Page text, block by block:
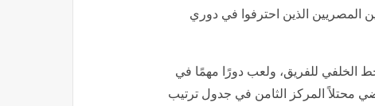
المصريين الذين احترفوا في دوري
الخلفي للفريق، ولعب دورًا مهمًا في
محتلاً المركز الثامن في جدول ترتيب